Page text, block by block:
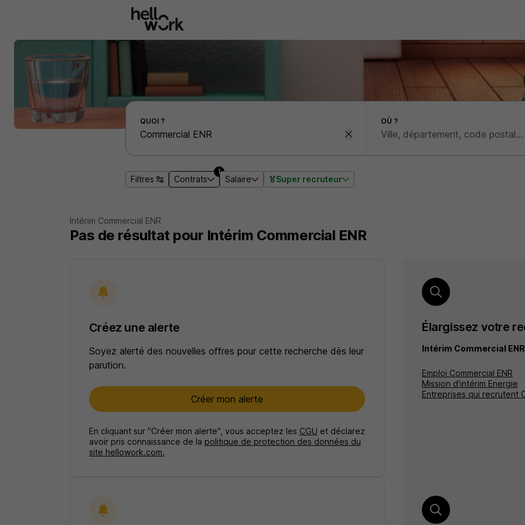
Effectuer une recherche d'emploi par localité
QUOI ? OÙ ?
Filtres Contrats
1
Salaire Super recruteur
Intérim Commercial ENR
Pas de résultat pour Intérim Commercial ENR
Créez une alerte
Soyez alerté des nouvelles offres pour cette recherche dès leur
parution.
Créer mon alerte
En cliquant sur "Créer mon alerte", vous acceptez les CGU et déclarez
avoir pris connaissance de la politique de protection des données du
site hellowork.com.
Élargissez votre
Intérim Commercial ENR
Emploi Commercial ENR
Mission d'intérim Energie
Entreprises qui recrutent